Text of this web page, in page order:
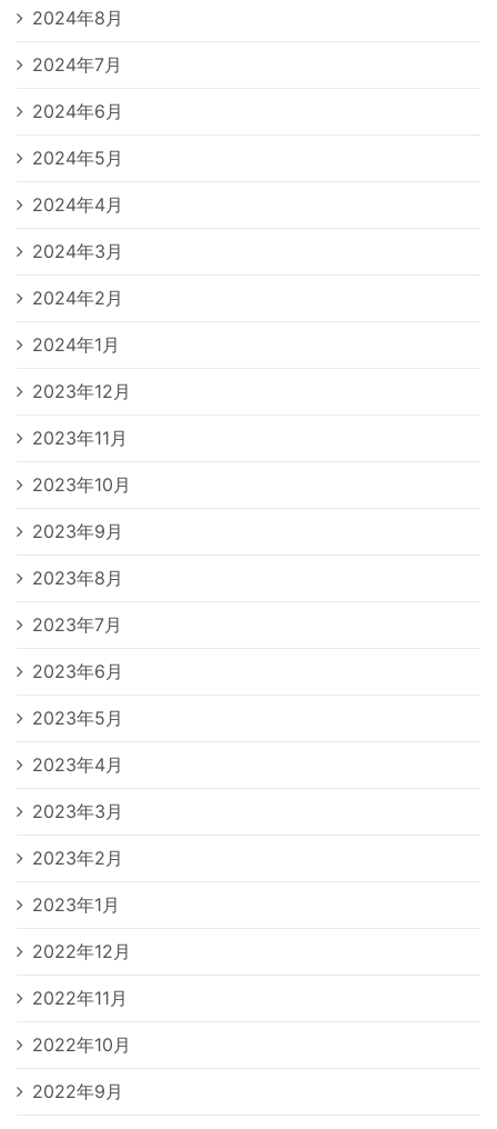
2024年8月
2024年7月
2024年6月
2024年5月
2024年4月
2024年3月
2024年2月
2024年1月
2023年12月
2023年11月
2023年10月
2023年9月
2023年8月
2023年7月
2023年6月
2023年5月
2023年4月
2023年3月
2023年2月
2023年1月
2022年12月
2022年11月
2022年10月
2022年9月